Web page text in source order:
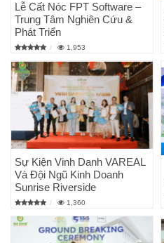
Lễ Cất Nóc FPT Software –
Trung Tâm Nghiên Cứu &
Phát Triển
1,953
Sự Kiện Vinh Danh VAREAL
Và Đội Ngũ Kinh Doanh
Sunrise Riverside
1,360